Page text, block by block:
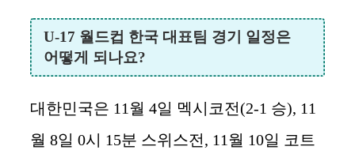
U-17 월드컵 한국 대표팀 경기 일정은
어떻게 되나요?
대한민국은 11월 4일 멕시코전(2-1 승), 11
월 8일 0시 15분 스위스전, 11월 10일 코트